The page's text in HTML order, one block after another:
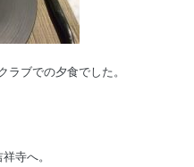
ブでの夕食でした。
寺へ。